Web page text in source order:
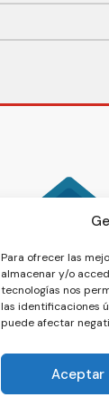
Para ofrecer las
almacenar y/o
tecnologías nos
las identificaciones
puede afectar
Aceptar